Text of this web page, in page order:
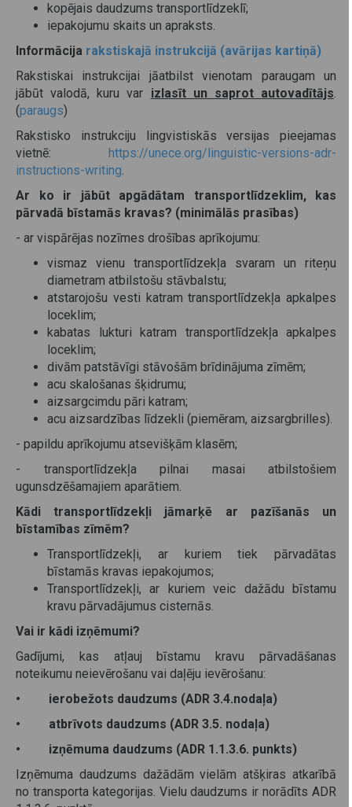
kopējais daudzums transportlīdzeklī;
iepakojumu skaits un apraksts.
Informācija rakstiskajā instrukcijā (avārijas kartiņā)
Rakstiskai instrukcijai jāatbilst vienotam paraugam un
jābūt valodā, kuru var izlasīt un saprot autovadītājs.
(paraugs)
Rakstisko instrukciju lingvistiskās versijas pieejamas
vietnē:
https://unece.org/linguistic-versions-adr-
instructions-writing.
Ar ko ir jābūt apgādātam transportlīdzeklim, kas
pārvadā bīstamās kravas? (minimālās prasības)
- ar vispārējas nozīmes drošības aprīkojumu:
vismaz vienu transportlīdzekļa svaram un riteņu
diametram atbilstošu stāvbalstu;
atstarojošu vesti katram transportlīdzekļa apkalpes
loceklim;
kabatas lukturi katram transportlīdzekļa apkalpes
loceklim;
divām patstāvīgi stāvošām brīdinājuma zīmēm;
acu skalošanas šķidrumu;
aizsargcimdu pāri katram;
acu aizsardzības līdzekli (piemēram, aizsargbrilles).
- papildu aprīkojumu atsevišķām klasēm;
- transportlīdzekļa pilnai masai atbilstošiem
ugunsdzēšamajiem aparātiem.
Kādi transportlīdzekļi jāmarķē ar pazīšanās un
bīstamības zīmēm?
Transportlīdzekļi, ar kuriem tiek pārvadātas
bīstamās kravas iepakojumos;
Transportlīdzekļi, ar kuriem veic dažādu bīstamu
kravu pārvadājumus cisternās.
Vai ir kādi izņēmumi?
Gadījumi, kas atļauj bīstamu kravu pārvadāšanas
noteikumu neievērošanu vai daļēju ievērošanu:
• ierobežots daudzums (ADR 3.4.nodaļa)
• atbrīvots daudzums (ADR 3.5. nodaļa)
• izņēmuma daudzums (ADR 1.1.3.6. punkts)
Izņēmuma daudzums dažādām vielām atšķiras atkarībā
no transporta kategorijas. Vielu daudzums ir norādīts ADR